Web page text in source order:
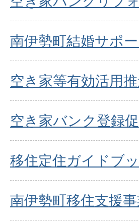
南伊勢町結婚サポ
空き家等有効活用
空き家バンク登録
移住定住ガイドブ
南伊勢町移住支援